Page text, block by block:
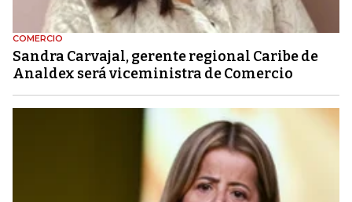
COMERCIO
Sandra Carvajal, gerente regional Caribe de
Analdex será viceministra de Comercio